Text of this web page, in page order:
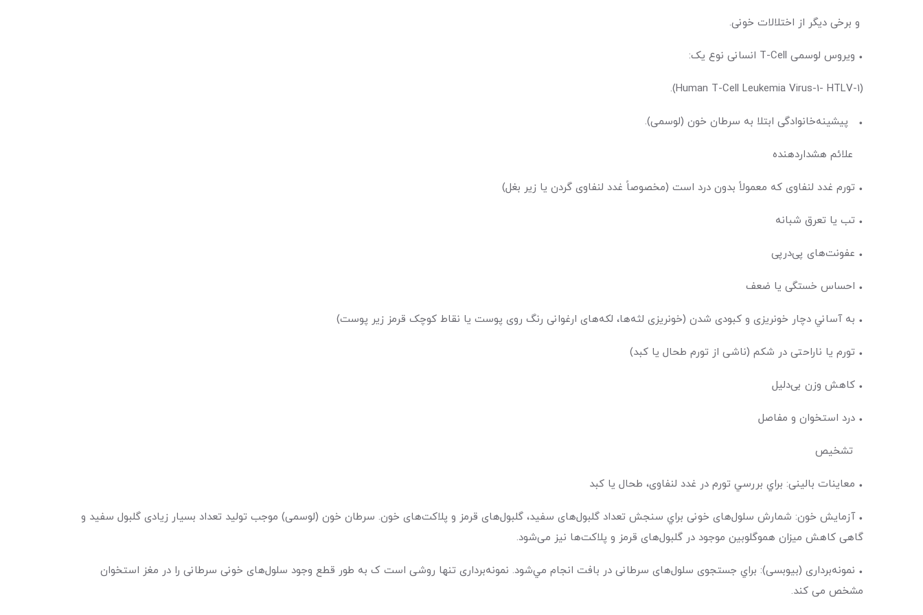
و برخی دیگر از اختلالات خونی.
• ویروس لوسمی T-Cell انسانی نوع یک:
(۱-Human T-Cell Leukemia Virus-1- HTLV).
• پيشينه‌‌خانوادگی ابتلا به سرطان خون (لوسمی).
علائم هشداردهنده
• تورم غدد لنفاوی که معمولاً بدون درد است (مخصوصاً غدد لنفاوی گردن یا زیر بغل)
• تب یا تعرق شبانه
• عفونت‌‌‌‌‌‌‌‌‌های پی‌‌‌‌‌‌‌‌‌در‌‌‌‌‌‌‌‌‌پی
• احساس خستگی یا ضعف
• به آساني دچار خونریزی و کبودی شدن (خونریزی لثه‌‌‌‌‌‌‌‌‌ها، لکه‌‌‌‌‌‌‌‌‌های ارغوانی رنگ روی پوست یا نقاط کوچک قرمز زیر پوست)
• تورم یا ناراحتی در شکم (ناشی از تورم طحال یا کبد)
• کاهش وزن بی‌‌‌‌‌‌‌‌‌دلیل
• درد استخوان و مفاصل
تشخیص
• معاینات بالینی: براي بررسي تورم در غدد لنفاوی، طحال یا کبد
• آزمایش‌‌‌‌‌‌‌‌‌ خون: شمارش سلول‌های خونی براي سنجش تعداد گلبول‌‌‌‌‌‌‌‌‌های سفید، گلبول‌‌‌‌‌‌‌‌‌های قرمز و پلاکت‌‌‌‌‌‌‌‌‌های خون. سرطان خون (لوسمی) موجب تولید تعداد بسیار زیادی گلبول سفید و
گاهی کاهش میزان هموگلوبین موجود در گلبول‌‌‌‌‌‌‌‌‌های قرمز و پلاکت‌‌‌‌‌‌‌‌‌ها نیز می‌‌‌‌‌‌‌‌‌شود.
• نمونه‌‌‌‌‌‌‌‌‌برداری (بیوبسی): براي جستجوی سلول‌های سرطانی در بافت انجام مي‌شود. نمونه‌‌‌‌‌‌‌‌‌برداری تنها روشی است ک به‌ طور قطع وجود سلول‌های خونی سرطانی را در مغز استخوان
مشخص می کند.